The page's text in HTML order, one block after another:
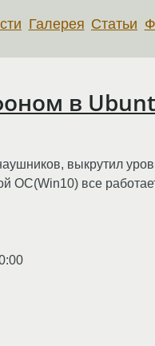
Галерея Статьи
в
выкрутил
ОС(Win10) все